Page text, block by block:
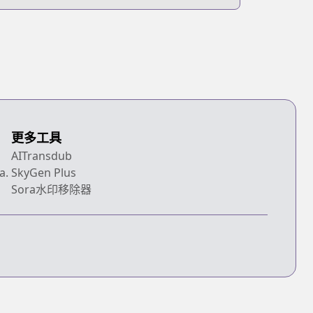
更多工具
AITransdub
SkyGen Plus
Sora水印移除器